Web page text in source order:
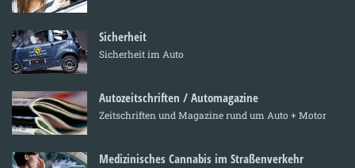
Sicherheit
Sicherheit im Auto
Autozeitschriften / Automagazine
Zeitschriften und Magazine rund um Auto + Motor
Medizinisches Cannabis im Straßenverkehr